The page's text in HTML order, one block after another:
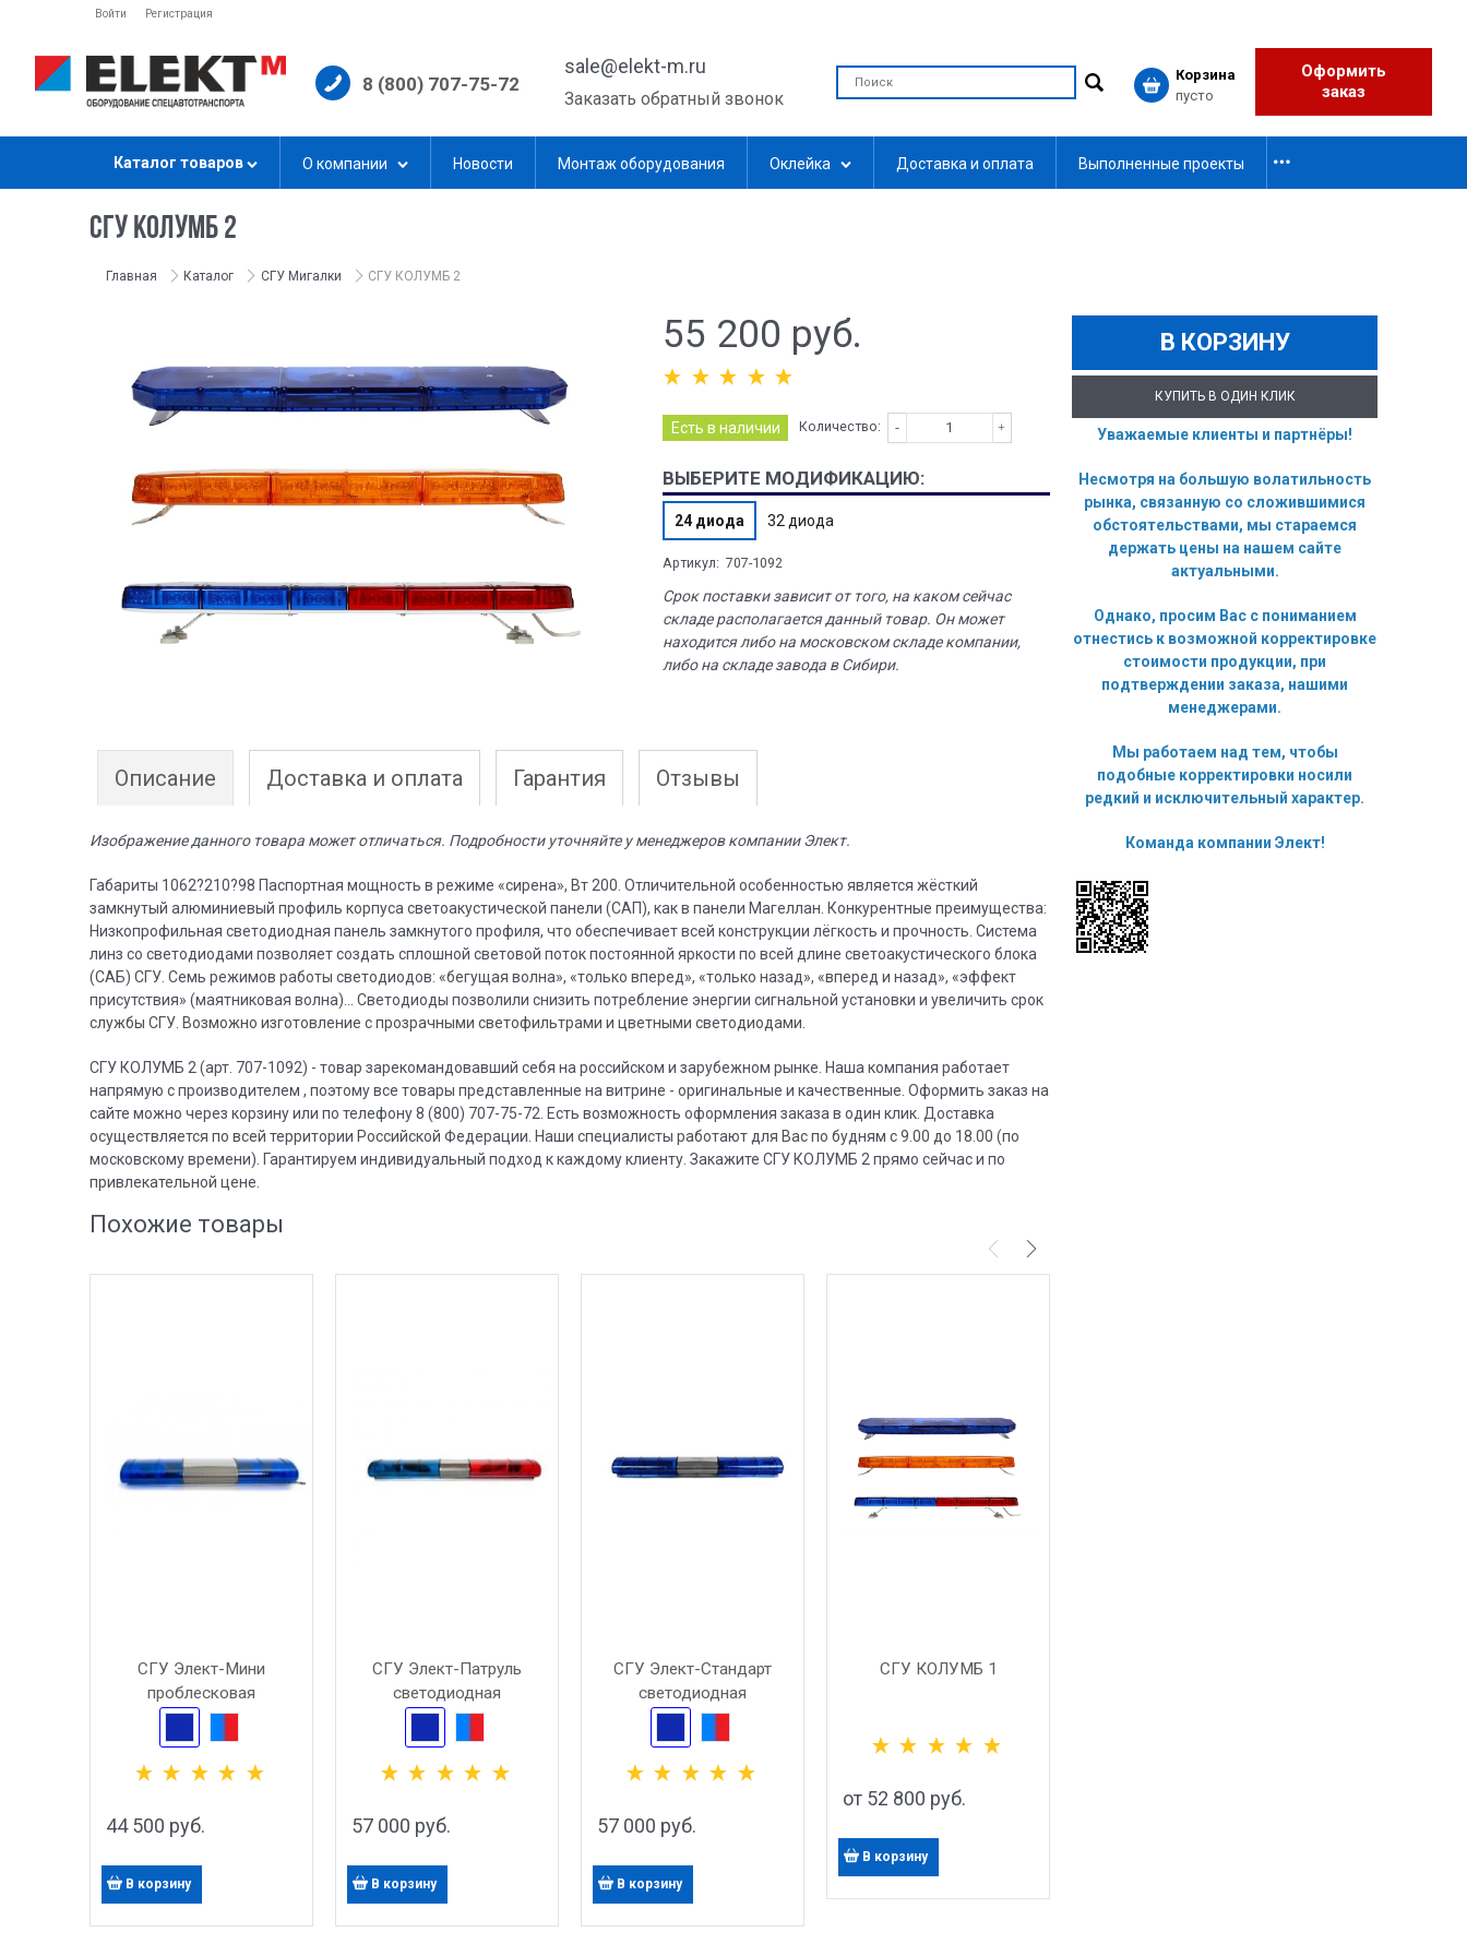
Войти Регистрация
sale@elekt-m.ru
Заказать обратный звонок
8 (800) 707-75-72
Корзина
пусто
Оформить
заказ
Каталог товаров О компании Новости Монтаж оборудования Оклейка Доставка и оплата Выполненные проекты
СГУ КОЛУМБ 2
Главная Каталог СГУ Мигалки СГУ КОЛУМБ 2
55 200 руб.
Есть в наличии Количество:
ВЫБЕРИТЕ МОДИФИКАЦИЮ:
24 диода 32 диода
Артикул: 707-1092
Срок поставки зависит от того, на каком сейчас
складе располагается данный товар. Он может
находится либо на московском складе компании,
либо на складе завода в Сибири.
Описание Доставка и оплата Гарантия Отзывы
Изображение данного товара может отличаться. Подробности уточняйте у менеджеров компании Элект.
Габариты 1062?210?98 Паспортная мощность в режиме «сирена», Вт 200. Отличительной особенностью является жёсткий
замкнутый алюминиевый профиль корпуса светоакустической панели (САП), как в панели Магеллан. Конкурентные преимущества:
Низкопрофильная светодиодная панель замкнутого профиля, что обеспечивает всей конструкции лёгкость и прочность. Система
линз со светодиодами позволяет создать сплошной световой поток постоянной яркости по всей длине светоакустического блока
(САБ) СГУ. Семь режимов работы светодиодов: «бегущая волна», «только вперед», «только назад», «вперед и назад», «эффект
присутствия» (маятниковая волна)... Светодиоды позволили снизить потребление энергии сигнальной установки и увеличить срок
службы СГУ. Возможно изготовление с прозрачными светофильтрами и цветными светодиодами.
СГУ КОЛУМБ 2 (арт. 707-1092) - товар зарекомандовавший себя на российском и зарубежном рынке. Наша компания работает
напрямую с производителем , поэтому все товары представленные на витрине - оригинальные и качественные. Оформить заказ на
сайте можно через корзину или по телефону 8 (800) 707-75-72. Есть возможность оформления заказа в один клик. Доставка
осуществляется по всей территории Российской Федерации. Наши специалисты работают для Вас по будням с 9.00 до 18.00 (по
московскому времени). Гарантируем индивидуальный подход к каждому клиенту. Закажите СГУ КОЛУМБ 2 прямо сейчас и по
привлекательной цене.
Похожие товары
СГУ Элект-Мини
проблесковая
44 500 руб.
В корзину
СГУ Элект-Патруль
светодиодная
57 000 руб.
В корзину
СГУ Элект-Стандарт
светодиодная
57 000 руб.
В корзину
СГУ КОЛУМБ 1
от 52 800 руб.
В корзину
В КОРЗИНУ
КУПИТЬ В ОДИН КЛИК
Уважаемые клиенты и партнёры!
Несмотря на большую волатильность
рынка, связанную со сложившимися
обстоятельствами, мы стараемся
держать цены на нашем сайте
актуальными.
Однако, просим Вас с пониманием
отнестись к возможной корректировке
стоимости продукции, при
подтверждении заказа, нашими
менеджерами.
Мы работаем над тем, чтобы
подобные корректировки носили
редкий и исключительный характер.
Команда компании Элект!